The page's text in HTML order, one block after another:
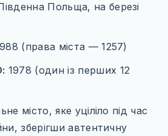
ПО-НОВОМУ
АЛЕ НЕ ЗНИКЛИ
Польща, на березі
988 (права міста — 1257)
1978 (один із перших 12
місто, яке уціліло під час
зберігши автентичну